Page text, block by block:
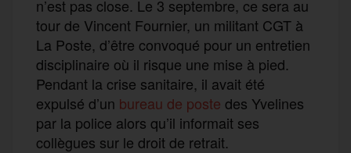
n’est pas close. Le 3 septembre, ce sera au
tour de Vincent Fournier, un militant CGT à
La Poste, d’être convoqué pour un entretien
disciplinaire où il risque une mise à pied.
Pendant la crise sanitaire, il avait été
expulsé d’un bureau de poste des Yvelines
par la police alors qu’il informait ses
collègues sur le droit de retrait.